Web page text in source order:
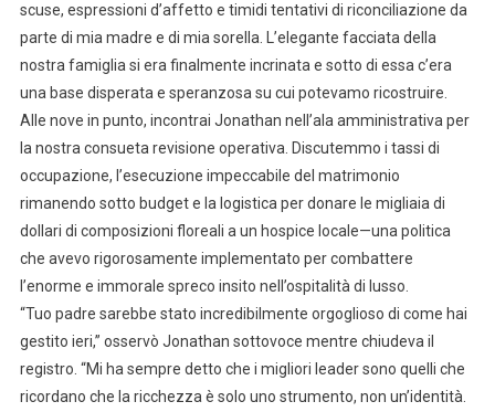
scuse, espressioni d’affetto e timidi tentativi di riconciliazione da
parte di mia madre e di mia sorella. L’elegante facciata della
nostra famiglia si era finalmente incrinata e sotto di essa c’era
una base disperata e speranzosa su cui potevamo ricostruire.
Alle nove in punto, incontrai Jonathan nell’ala amministrativa per
la nostra consueta revisione operativa. Discutemmo i tassi di
occupazione, l’esecuzione impeccabile del matrimonio
rimanendo sotto budget e la logistica per donare le migliaia di
dollari di composizioni floreali a un hospice locale—una politica
che avevo rigorosamente implementato per combattere
l’enorme e immorale spreco insito nell’ospitalità di lusso.
“Tuo padre sarebbe stato incredibilmente orgoglioso di come hai
gestito ieri,” osservò Jonathan sottovoce mentre chiudeva il
registro. “Mi ha sempre detto che i migliori leader sono quelli che
ricordano che la ricchezza è solo uno strumento, non un’identità.